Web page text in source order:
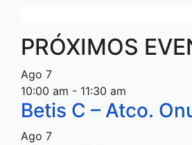
PRÓXIMOS
Ago 7
10:00 am - 11:30 am
Betis C – Atco.
Ago 7